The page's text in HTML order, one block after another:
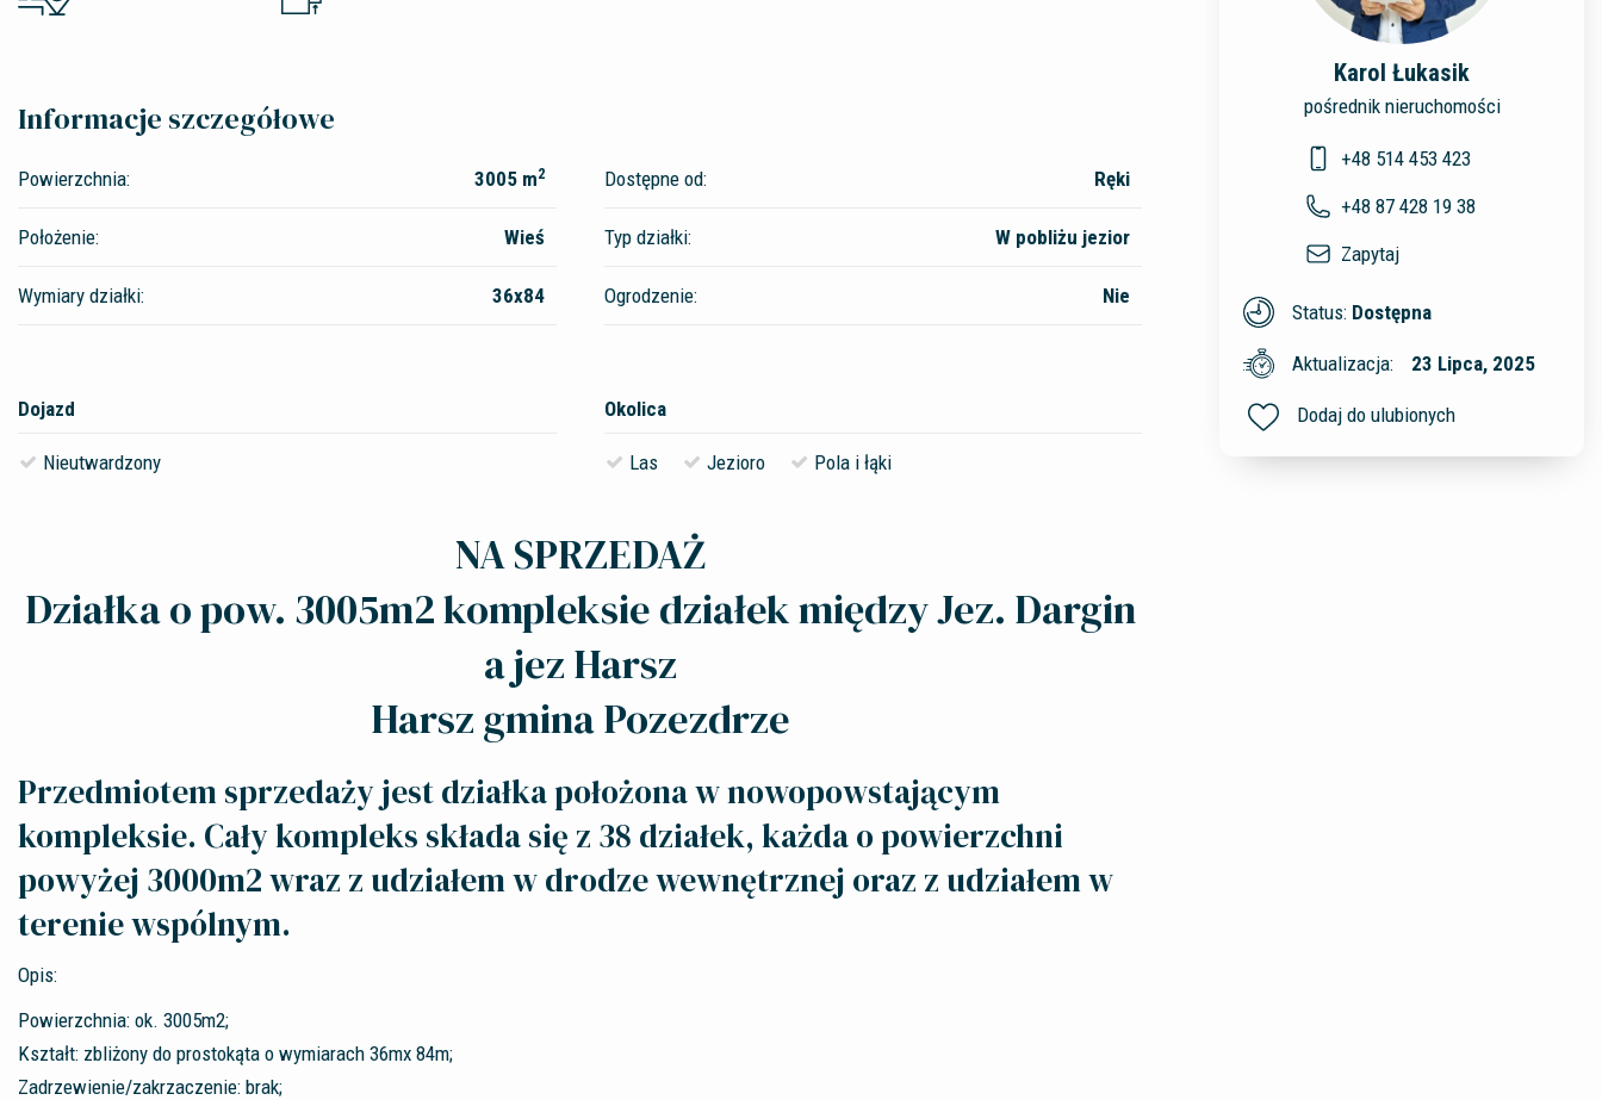
Informacje szczegółowe
Powierzchnia: 3005 m2 Dostępne od: Ręki
Położenie: Wieś Typ działki: W pobliżu jezior
Wymiary działki: 36x84 Ogrodzenie: Nie
Dojazd
Nieutwardzony
Okolica
Las Jezioro Pola i łąki
NA SPRZEDAŻ
Działka o pow. 3005m2 kompleksie działek między Jez. Dargin
a jez Harsz
Harsz gmina Pozezdrze
Przedmiotem sprzedaży jest działka położona w nowopowstającym
kompleksie. Cały kompleks składa się z 38 działek, każda o powierzchni
powyżej 3000m2 wraz z udziałem w drodze wewnętrznej oraz z udziałem w
terenie wspólnym.
Opis:
Powierzchnia: ok. 3005m2;
Kształt: zbliżony do prostokąta o wymiarach 36mx 84m;
Zadrzewienie/zakrzaczenie: brak;
Karol Łukasik
pośrednik nieruchomości
+48 514 453 423
+48 87 428 19 38
Zapytaj
Status: Dostępna
Aktualizacja: 23 Lipca, 2025
Dodaj do ulubionych